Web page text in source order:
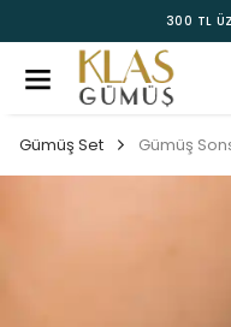
300 TL
Gümüş Set Gümüş